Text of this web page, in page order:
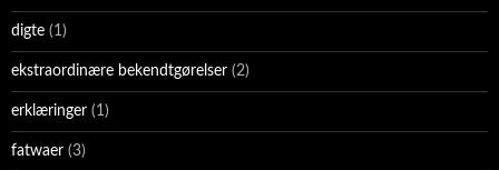
digte (1)
ekstraordinære bekendtgørelser (2)
erklæringer (1)
fatwaer (3)